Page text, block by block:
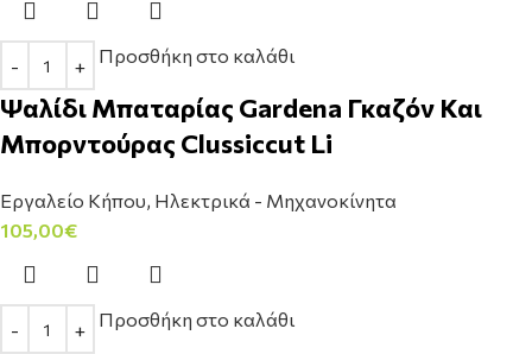
Προσθήκη στο καλάθι
Ψαλίδι Μπαταρίας Gardena Γκαζόν Και
Μπορντούρας Clussiccut Li
Εργαλείο Κήπου, Ηλεκτρικά - Μηχανοκίνητα
105,00€
Προσθήκη στο καλάθι